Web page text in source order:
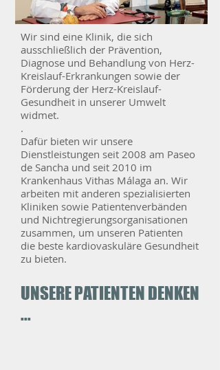
Wir sind eine Klinik, die sich
ausschließlich der Prävention,
Diagnose und Behandlung von Herz-
Kreislauf-Erkrankungen sowie der
Förderung der Herz-Kreislauf-
Gesundheit in unserer Umwelt
widmet.
.
Dafür bieten wir unsere
Dienstleistungen seit 2008 am Paseo
de Sancha und seit 2010 im
Krankenhaus Vithas Málaga an. Wir
arbeiten mit anderen spezialisierten
Kliniken sowie Patientenverbänden
und Nichtregierungsorganisationen
zusammen, um unseren Patienten
die beste kardiovaskuläre Gesundheit
zu bieten.
Dr Valderrama_Despacho-
2.jpg
UNSERE PATIENTEN DENKEN
...